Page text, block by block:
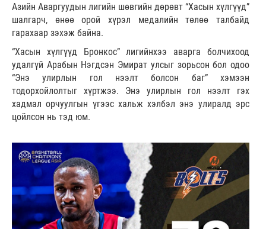
Азийн Аваргуудын лигийн шөвгийн дөрөвт “Хасын хүлгүүд”
шалгарч, өнөө орой хүрэл медалийн төлөө талбайд
гарахаар зэхэж байна.
“Хасын хүлгүүд Бронкос” лигийнхээ аварга болчихоод
удалгүй Арабын Нэгдсэн Эмират улсыг зорьсон бол одоо
“Энэ улирлын гол нээлт болсон баг” хэмээн
тодорхойлолтыг хүртжээ. Энэ улирлын гол нээлт гэх
хадмал орчуулгын үгээс хальж хэлбэл энэ улиралд эрс
цойлсон нь тэд юм.